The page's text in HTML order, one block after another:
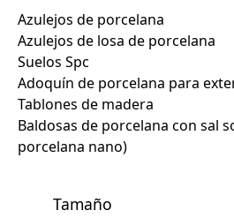
Azulejos de porcelana
Azulejos de losa de porcelana
Suelos Spc
Adoquín de porcelana para
Tablones de madera
Baldosas de porcelana con sal
porcelana nano)
Tamaño